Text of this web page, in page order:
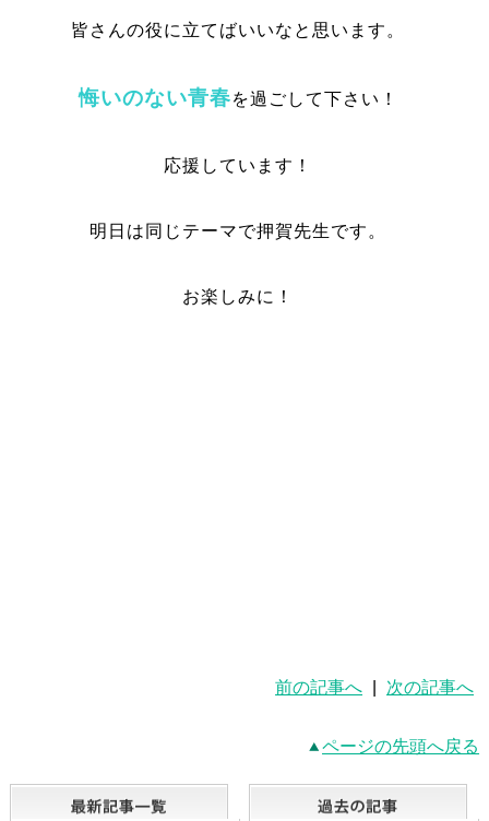
皆さんの役に立てばいいなと思います。
悔いのない青春を過ごして下さい！
応援しています！
明日は同じテーマで押賀先生です。
お楽しみに！
前の記事へ 次の記事へ
ページの先頭へ戻る
最新記事一覧